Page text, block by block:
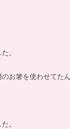
。
お箸を使わせてたん
。